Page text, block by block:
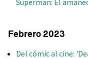
Superman: El
Febrero 2023
Del cómic al cine: